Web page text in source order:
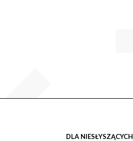
DLA NIESŁYSZĄCYCH